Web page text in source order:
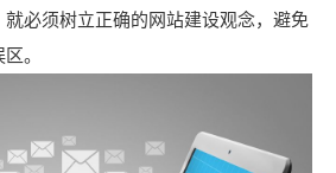
必须树立正确的网站建设观念，避免
。